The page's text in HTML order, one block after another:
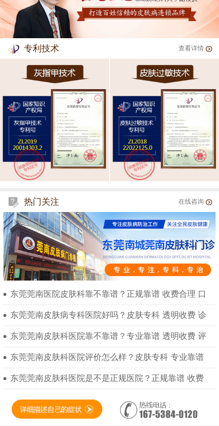
专利技术 查看详情
热门关注 在线咨询
东莞莞南医院皮肤科靠不靠谱？正规靠谱 收费合理 口
东莞莞南皮肤病专科医院好吗？皮肤专科 透明收费 诊
东莞莞南皮肤科医院靠不靠谱？专业靠谱 透明收费 评
东莞莞南皮肤科医院评价怎么样？皮肤专科 专业靠谱
东莞莞南皮肤科医院是不是正规医院？正规靠谱 收费